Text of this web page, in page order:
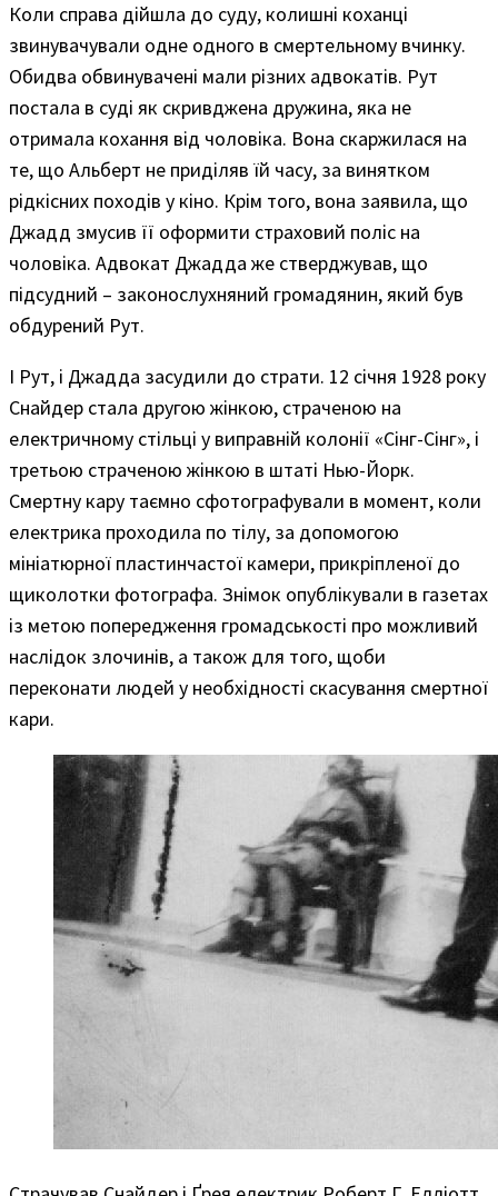
Коли справа дійшла до суду, колишні коханці
звинувачували одне одного в смертельному вчинку.
Обидва обвинувачені мали різних адвокатів. Рут
постала в суді як скривджена дружина, яка не
отримала кохання від чоловіка. Вона скаржилася на
те, що Альберт не приділяв їй часу, за винятком
рідкісних походів у кіно. Крім того, вона заявила, що
Джадд змусив її оформити страховий поліс на
чоловіка. Адвокат Джадда же стверджував, що
підсудний – законослухняний громадянин, який був
обдурений Рут.
І Рут, і Джадда засудили до страти. 12 січня 1928 року
Снайдер стала другою жінкою, страченою на
електричному стільці у виправній колонії «Сінг-Сінг», і
третьою страченою жінкою в штаті Нью-Йорк.
Смертну кару таємно сфотографували в момент, коли
електрика проходила по тілу, за допомогою
мініатюрної пластинчастої камери, прикріпленої до
щиколотки фотографа. Знімок опублікували в газетах
із метою попередження громадськості про можливий
наслідок злочинів, а також для того, щоби
переконати людей у необхідності скасування смертної
кари.